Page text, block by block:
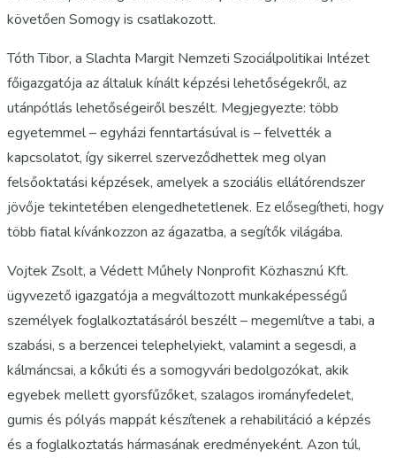
követően Somogy is csatlakozott.
Tóth Tibor, a Slachta Margit Nemzeti Szociálpolitikai Intézet
főigazgatója az általuk kínált képzési lehetőségekről, az
utánpótlás lehetőségeiről beszélt. Megjegyezte: több
egyetemmel – egyházi fenntartásúval is – felvették a
kapcsolatot, így sikerrel szerveződhettek meg olyan
felsőoktatási képzések, amelyek a szociális ellátórendszer
jövője tekintetében elengedhetetlenek. Ez elősegítheti, hogy
több fiatal kívánkozzon az ágazatba, a segítők világába.
Vojtek Zsolt, a Védett Műhely Nonprofit Közhasznú Kft.
ügyvezető igazgatója a megváltozott munkaképességű
személyek foglalkoztatásáról beszélt – megemlítve a tabi, a
szabási, s a berzencei telephelyiekt, valamint a segesdi, a
kálmáncsai, a kőkúti és a somogyvári bedolgozókat, akik
egyebek mellett gyorsfűzőket, szalagos irományfedelet,
gumis és pólyás mappát készítenek a rehabilitáció a képzés
és a foglalkoztatás hármasának eredményeként. Azon túl,